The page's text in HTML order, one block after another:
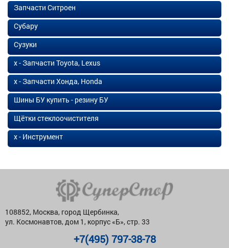
Запчасти Ситроен
Субару
Сузуки
х - Запчасти Toyota, Lexus
х - Запчасти Хонда, Honda
Шины БУ купить - резину БУ
Щётки стеклоочистителя
х - Инструмент
108852, Москва, город Щербинка,
ул. Космонавтов, дом 1, корпус «Б», стр. 33
+7(495) 797-38-78